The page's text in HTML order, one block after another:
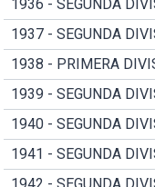
1936 - SEGUNDA
1937 - SEGUNDA
1938 - PRIMERA
1939 - SEGUNDA
1940 - SEGUNDA
1941 - SEGUNDA
1942 - SEGUNDA